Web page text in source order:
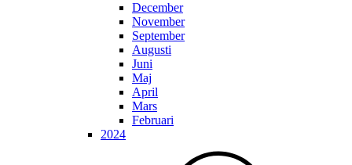
December
November
September
Augusti
Juni
Maj
April
Mars
Februari
2024